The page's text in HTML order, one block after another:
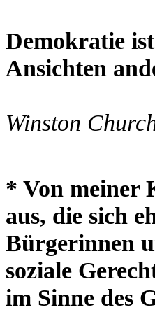
Demokratie
Ansichten
Winston
* Von meiner
aus, die sich
Bürgerinnen
soziale
im Sinne des